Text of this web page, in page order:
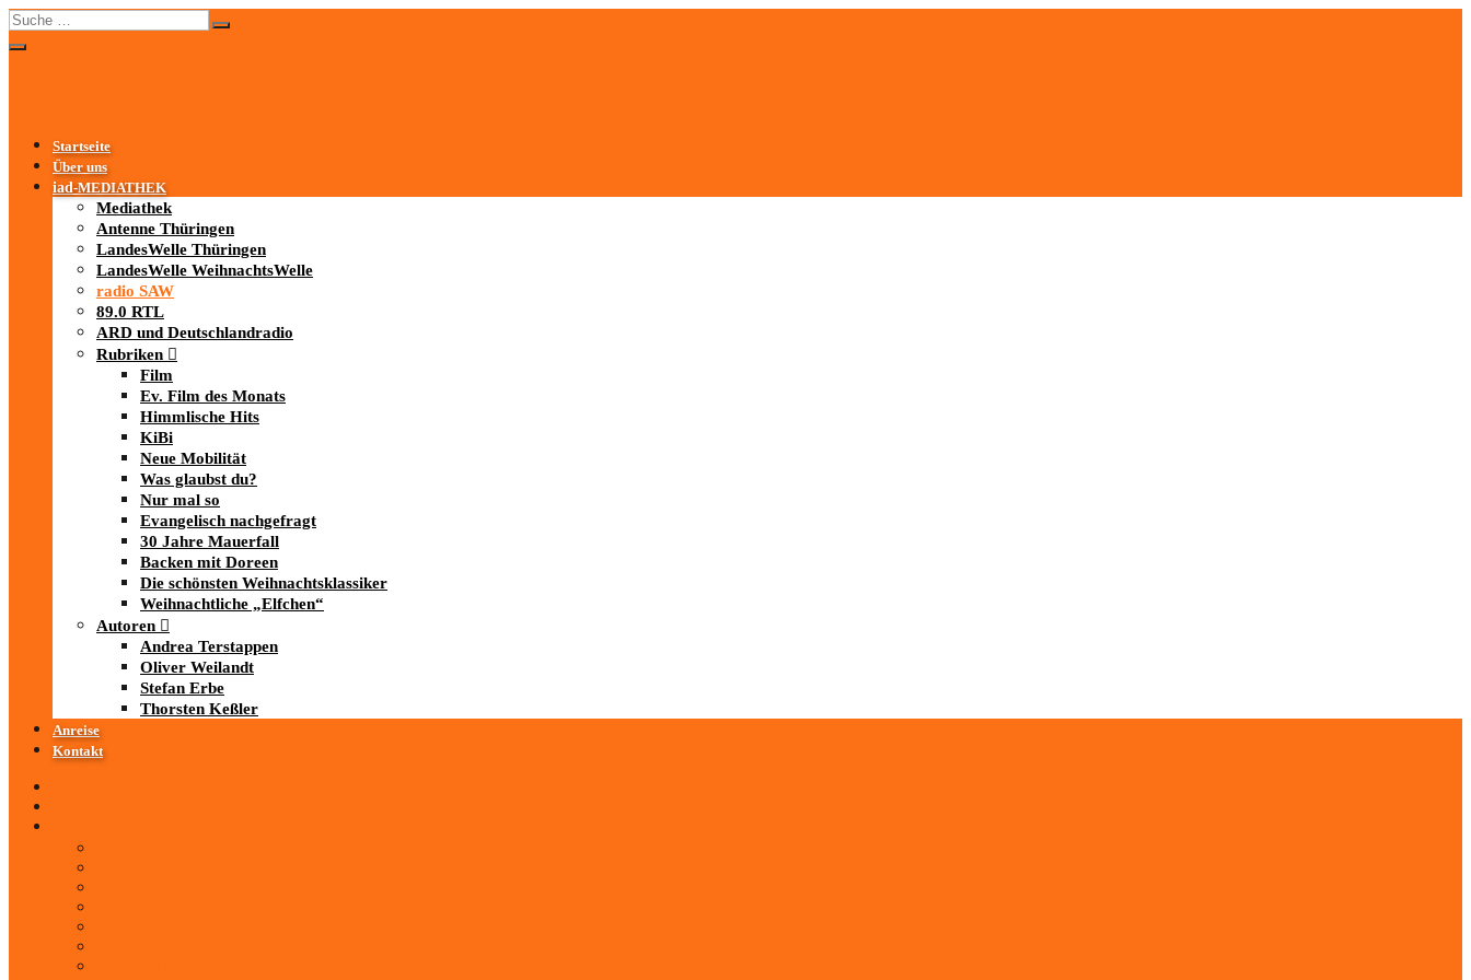
Startseite
Über uns
iad-MEDIATHEK
Mediathek
Antenne Thüringen
LandesWelle Thüringen
LandesWelle WeihnachtsWelle
radio SAW
89.0 RTL
ARD und Deutschlandradio
Rubriken
Film
Ev. Film des Monats
Himmlische Hits
KiBi
Neue Mobilität
Was glaubst du?
Nur mal so
Evangelisch nachgefragt
30 Jahre Mauerfall
Backen mit Doreen
Die schönsten Weihnachtsklassiker
Weihnachtliche „Elfchen“
Autoren
Andrea Terstappen
Oliver Weilandt
Stefan Erbe
Thorsten Keßler
Anreise
Kontakt